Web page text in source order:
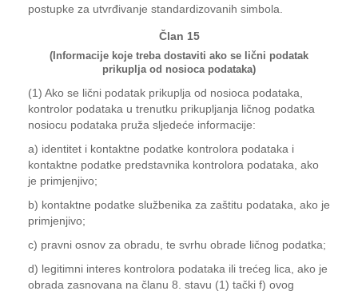
postupke za utvrđivanje standardizovanih simbola.
Član 15
(Informacije koje treba dostaviti ako se lični podatak
prikuplja od nosioca podataka)
(1) Ako se lični podatak prikuplja od nosioca podataka,
kontrolor podataka u trenutku prikupljanja ličnog podatka
nosiocu podataka pruža sljedeće informacije:
a) identitet i kontaktne podatke kontrolora podataka i
kontaktne podatke predstavnika kontrolora podataka, ako
je primjenjivo;
b) kontaktne podatke službenika za zaštitu podataka, ako je
primjenjivo;
c) pravni osnov za obradu, te svrhu obrade ličnog podatka;
d) legitimni interes kontrolora podataka ili trećeg lica, ako je
obrada zasnovana na članu 8. stavu (1) tački f) ovog